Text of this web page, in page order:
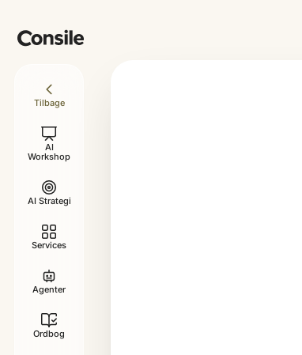
Tilbage
AI
Workshop
AI Strategi
Services
Agenter
Ordbog